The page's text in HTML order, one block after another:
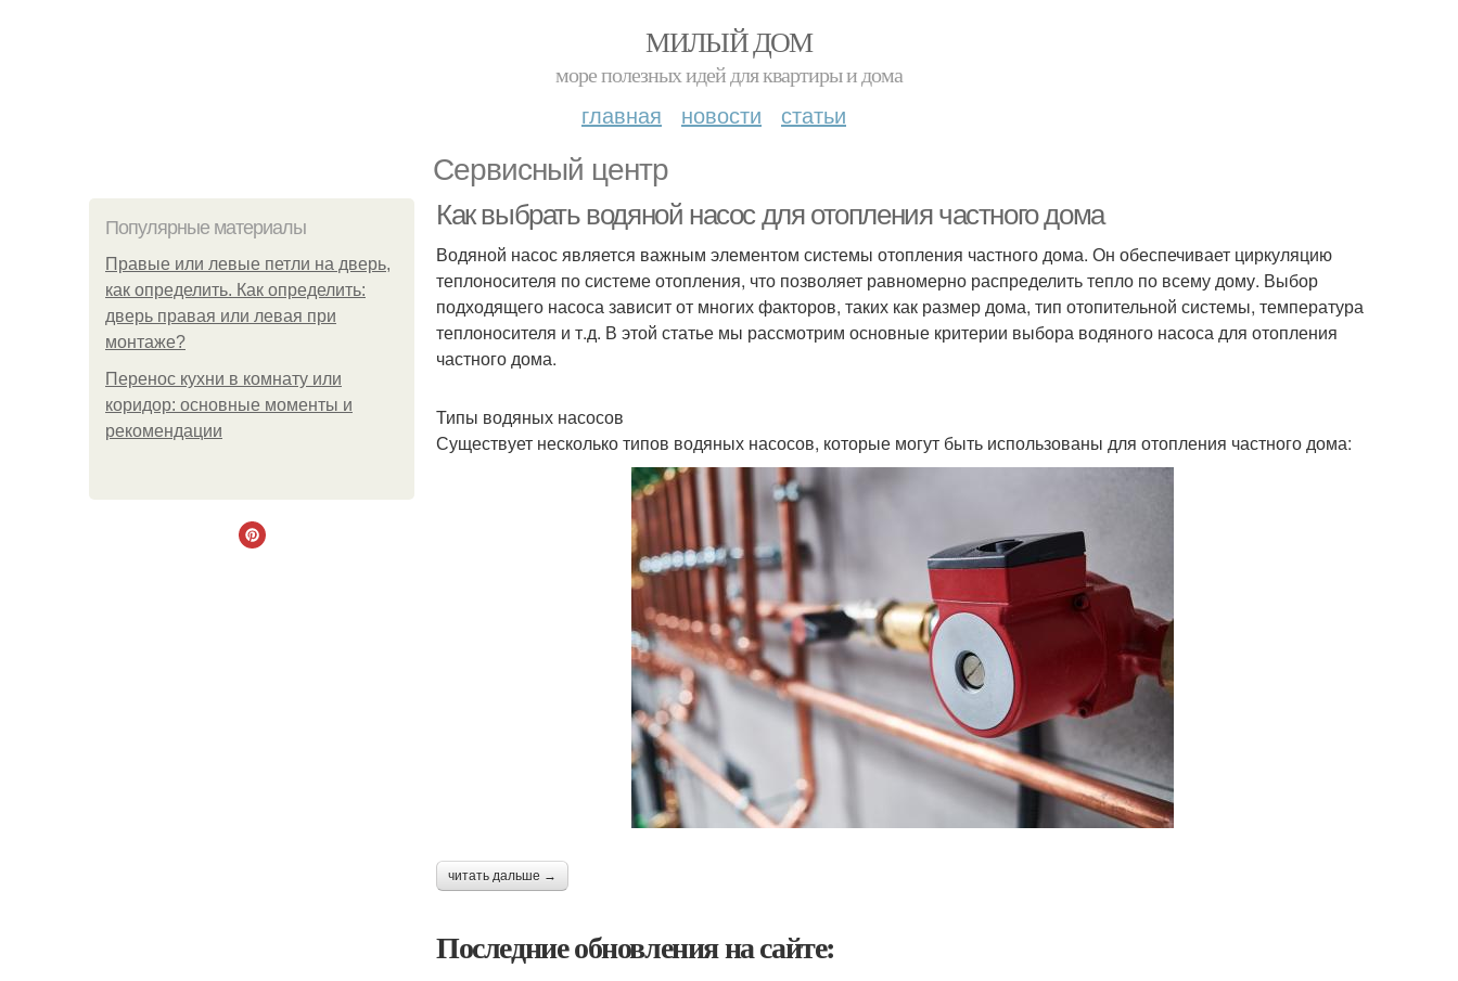
МИЛЫЙ ДОМ
море полезных идей для квартиры и дома
главная новости статьи
Сервисный центр
Популярные материалы
Правые или левые петли на дверь,
как определить. Как определить:
дверь правая или левая при
монтаже?
Перенос кухни в комнату или
коридор: основные моменты и
рекомендации
Как выбрать водяной насос для отопления частного дома
Водяной насос является важным элементом системы отопления частного дома. Он обеспечивает циркуляцию
теплоносителя по системе отопления, что позволяет равномерно распределить тепло по всему дому. Выбор
подходящего насоса зависит от многих факторов, таких как размер дома, тип отопительной системы, температура
теплоносителя и т.д. В этой статье мы рассмотрим основные критерии выбора водяного насоса для отопления
частного дома.
Типы водяных насосов
Существует несколько типов водяных насосов, которые могут быть использованы для отопления частного дома:
читать дальше →
Последние обновления на сайте: